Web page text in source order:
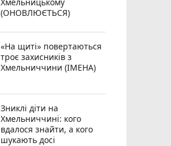
(ОНОВЛЮЄТЬСЯ)
«На щиті» повертаються
троє захисників з
Хмельниччини (ІМЕНА)
Зниклі діти на
Хмельниччині: кого
вдалося знайти, а кого
шукають досі